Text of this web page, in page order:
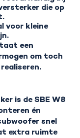
die op
voor kleine
een
om toch
is de SBE W8
én
snel
extra ruimte